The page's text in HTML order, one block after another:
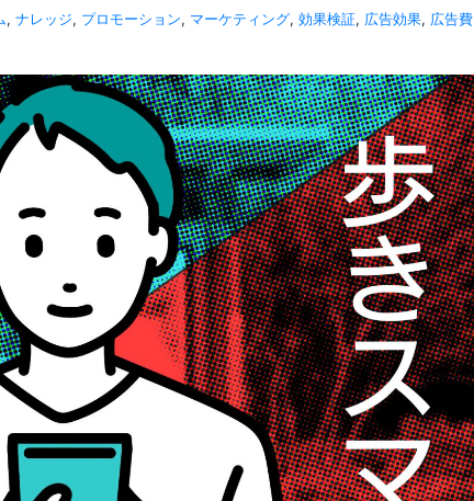
, ナレッジ, プロモーション, マーケティング, 効果検証, 広告効果, 広告費